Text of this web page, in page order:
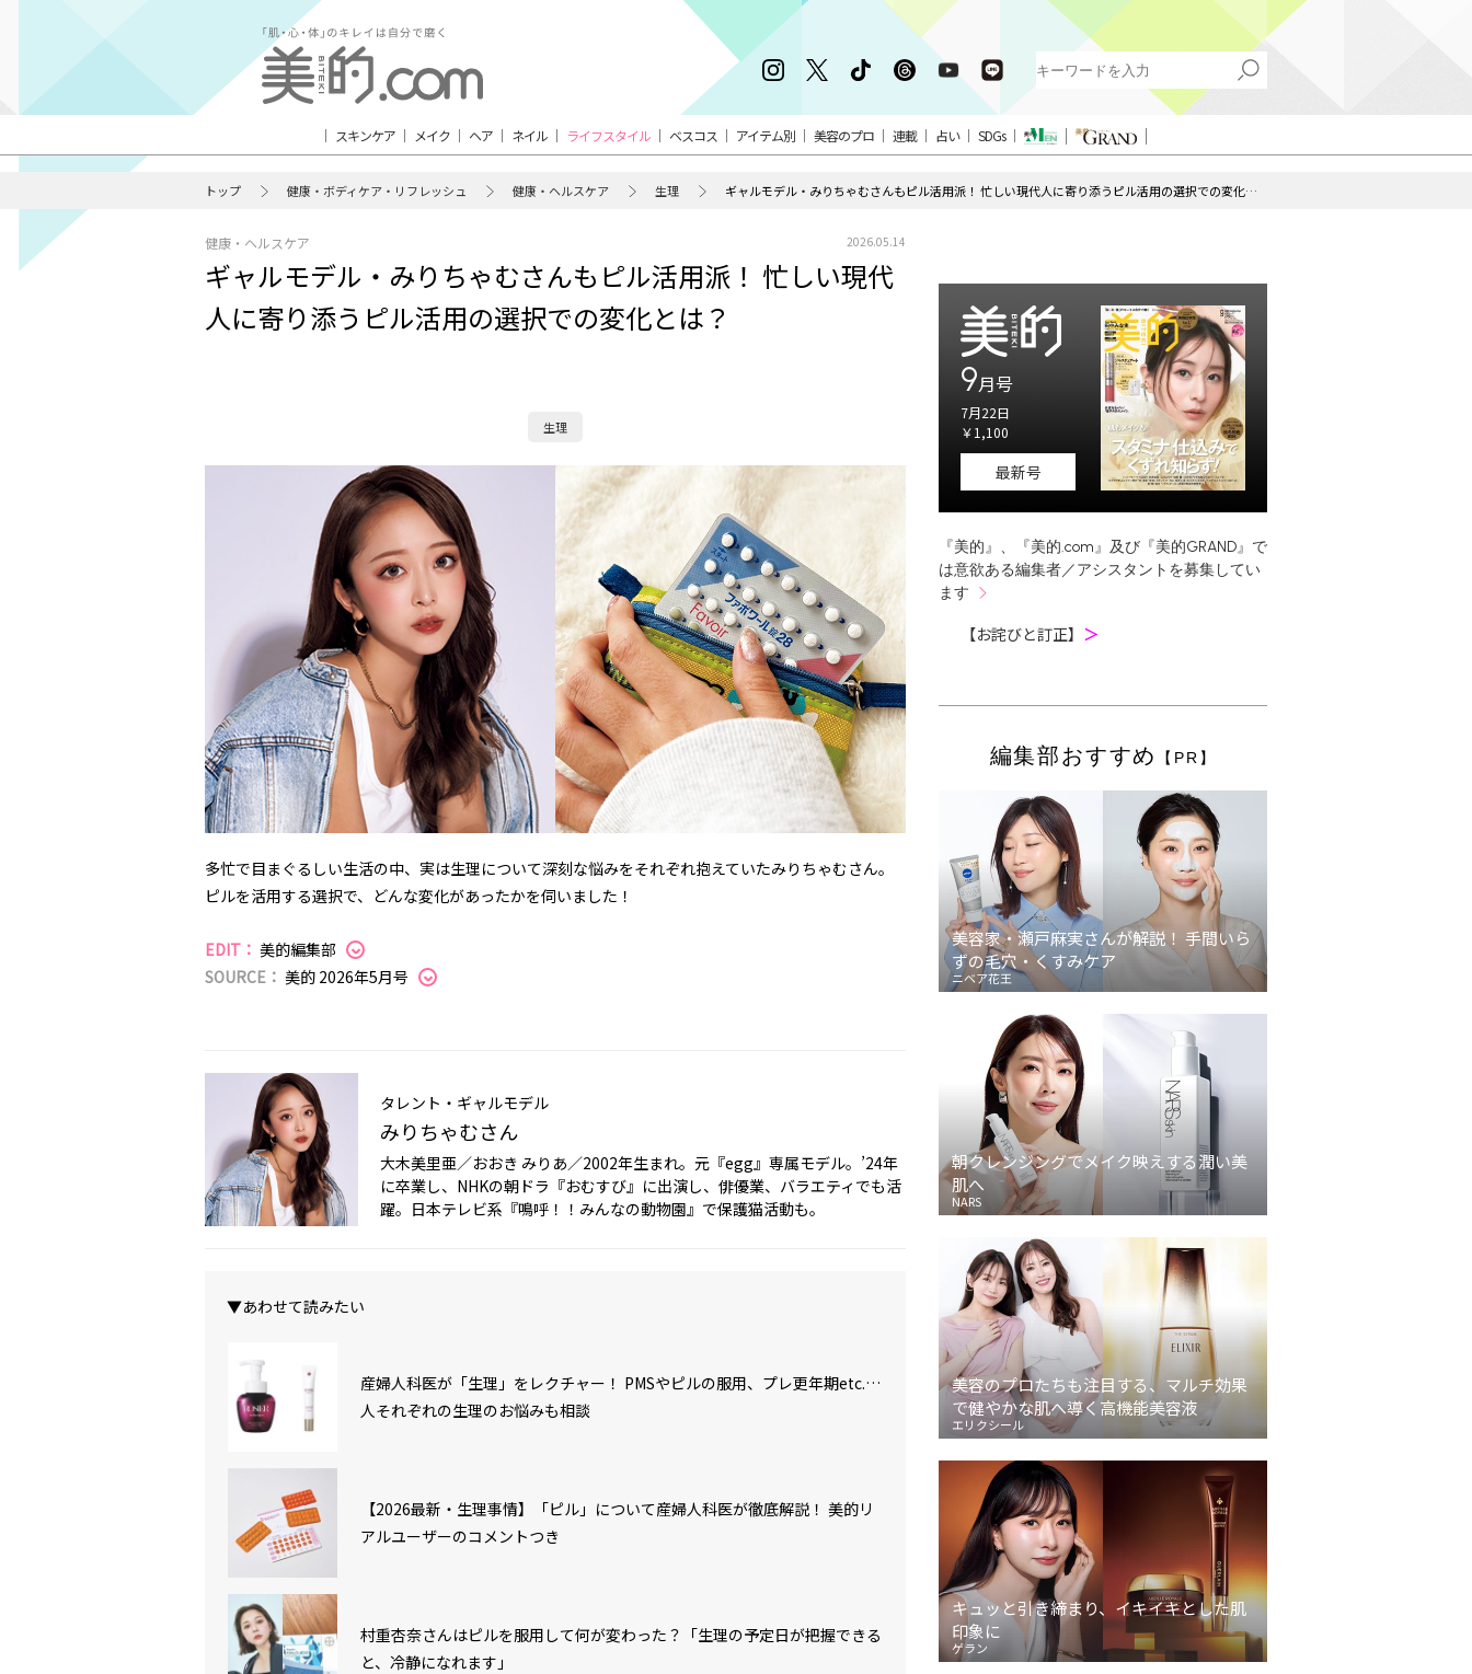
スキンケア メイク ヘア ネイル ライフスタイル ベスコス アイテム別 美容のプロ 連載 占い SDGs
トップ 健康・ボディケア・リフレッシュ 健康・ヘルスケア 生理 ギャルモデル・みりちゃむさんもピル活用派！ 忙しい現代人に寄り添うピル活用の選択での変化とは？
健康・ヘルスケア 2026.05.14
ギャルモデル・みりちゃむさんもピル活用派！ 忙しい現代
人に寄り添うピル活用の選択での変化とは？
生理
多忙で目まぐるしい生活の中、実は生理について深刻な悩みをそれぞれ抱えていたみりちゃむさん。
ピルを活用する選択で、どんな変化があったかを伺いました！
EDIT： 美的編集部
SOURCE： 美的 2026年5月号
タレント・ギャルモデル
みりちゃむさん
大木美里亜／おおき みりあ／2002年生まれ。元『egg』専属モデル。’24年
に卒業し、NHKの朝ドラ『おむすび』に出演し、俳優業、バラエティでも活
躍。日本テレビ系『鳴呼！！みんなの動物園』で保護猫活動も。
▼あわせて読みたい
産婦人科医が「生理」をレクチャー！ PMSやピルの服用、プレ更年期etc.…
人それぞれの生理のお悩みも相談
【2026最新・生理事情】「ピル」について産婦人科医が徹底解説！ 美的リ
アルユーザーのコメントつき
村重杏奈さんはピルを服用して何が変わった？「生理の予定日が把握できる
と、冷静になれます」
9月号
7月22日
￥1,100
最新号
『美的』、『美的.com』及び『美的GRAND』で
は意欲ある編集者／アシスタントを募集してい
ます
【お詫びと訂正】 ＞
編集部おすすめ 【PR】
美容家・瀬戸麻実さんが解説！ 手間いら
ずの毛穴・くすみケア
ニベア花王
朝クレンジングでメイク映えする潤い美
肌へ
NARS
美容のプロたちも注目する、マルチ効果
で健やかな肌へ導く高機能美容液
エリクシール
キュッと引き締まり、イキイキとした肌
印象に
ゲラン